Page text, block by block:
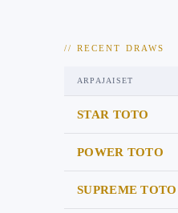
// RECENT DRAWS
ARPAJAISET
STAR TOTO
POWER TOTO
SUPREME TOTO